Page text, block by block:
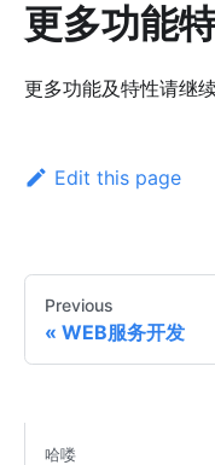
更多功能
更多功能及特性请继
Edit this page
Previous
WEB服务开发
哈喽